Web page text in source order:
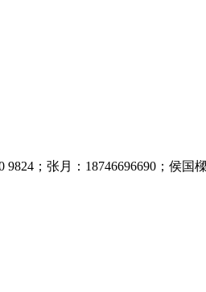
；张月：18746696690；侯国